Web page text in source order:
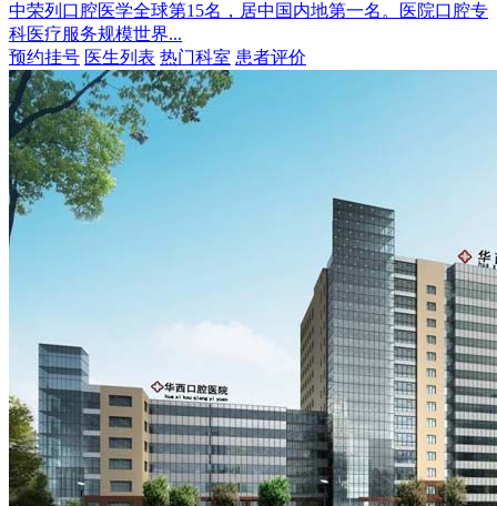
中荣列口腔医学全球第15名，居中国内地第一名。医院口腔专
科医疗服务规模世界...
预约挂号 医生列表 热门科室 患者评价